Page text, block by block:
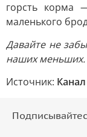
горсть корма
маленького
Давайте не
наших меньших.
Источник: